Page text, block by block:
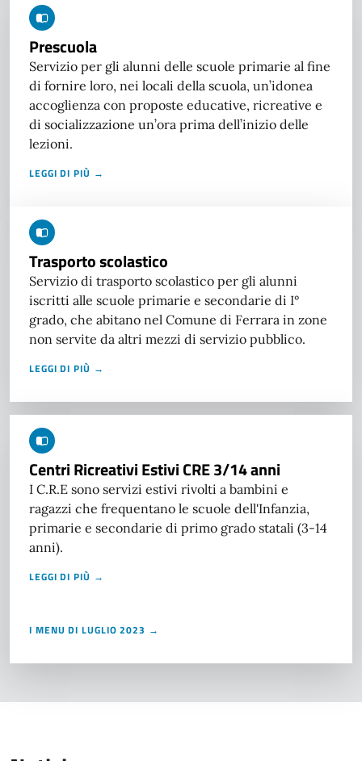
Prescuola
Servizio per gli alunni delle scuole primarie al fine
di fornire loro, nei locali della scuola, un’idonea
accoglienza con proposte educative, ricreative e
di socializzazione un’ora prima dell’inizio delle
lezioni.
LEGGI DI PIÙ →
Trasporto scolastico
Servizio di trasporto scolastico per gli alunni
iscritti alle scuole primarie e secondarie di I°
grado, che abitano nel Comune di Ferrara in zone
non servite da altri mezzi di servizio pubblico.
LEGGI DI PIÙ →
Centri Ricreativi Estivi CRE 3/14 anni
I C.R.E sono servizi estivi rivolti a bambini e
ragazzi che frequentano le scuole dell'Infanzia,
primarie e secondarie di primo grado statali (3-14
anni).
LEGGI DI PIÙ →
I MENU DI LUGLIO 2023 →